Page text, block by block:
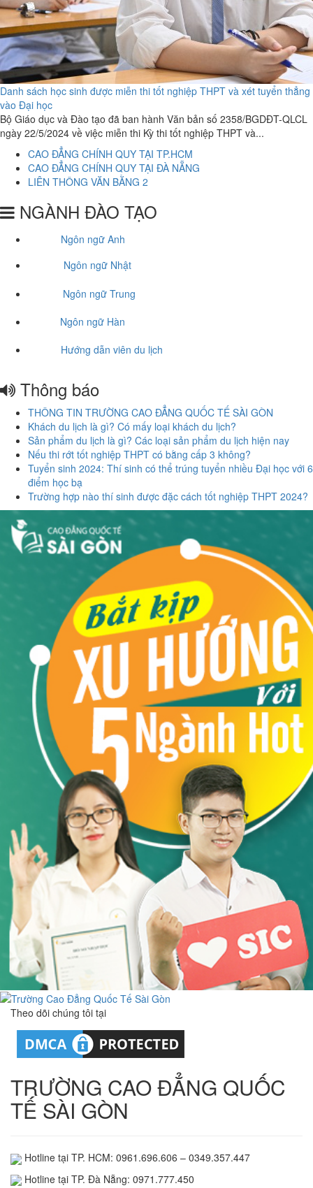
Danh sách học sinh được miễn thi tốt nghiệp THPT và xét tuyển thẳng
vào Đại học
Bộ Giáo dục và Đào tạo đã ban hành Văn bản số 2358/BGDĐT-QLCL
ngày 22/5/2024 về việc miễn thi Kỳ thi tốt nghiệp THPT và...
CAO ĐẲNG CHÍNH QUY TẠI TP.HCM
CAO ĐẲNG CHÍNH QUY TẠI ĐÀ NẴNG
LIÊN THÔNG VĂN BẰNG 2
NGÀNH ĐÀO TẠO
Ngôn ngữ Anh
Ngôn ngữ Nhật
Ngôn ngữ Trung
Ngôn ngữ Hàn
Hướng dẫn viên du lịch
Thông báo
THÔNG TIN TRƯỜNG CAO ĐẲNG QUỐC TẾ SÀI GÒN
Khách du lịch là gì? Có mấy loại khách du lịch?
Sản phẩm du lịch là gì? Các loại sản phẩm du lịch hiện nay
Nếu thi rớt tốt nghiệp THPT có bằng cấp 3 không?
Tuyển sinh 2024: Thí sinh có thể trúng tuyển nhiều Đại học với 6
điểm học bạ
Trường hợp nào thí sinh được đặc cách tốt nghiệp THPT 2024?
Theo dõi chúng tôi tại
TRƯỜNG CAO ĐẲNG QUỐC
TẾ SÀI GÒN
Hotline tại TP. HCM: 0961.696.606 – 0349.357.447
Hotline tại TP. Đà Nẵng: 0971.777.450